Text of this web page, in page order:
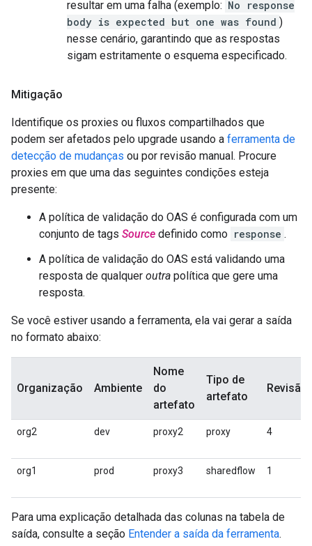
resultar em uma falha (exemplo: No response
body is expected but one was found )
nesse cenário, garantindo que as respostas
sigam estritamente o esquema especificado.
Mitigação
Identifique os proxies ou fluxos compartilhados que
podem ser afetados pelo upgrade usando a ferramenta de
detecção de mudanças ou por revisão manual. Procure
proxies em que uma das seguintes condições esteja
presente:
A política de validação do OAS é configurada com um
conjunto de tags Source definido como response .
A política de validação do OAS está validando uma
resposta de qualquer outra política que gere uma
resposta.
Se você estiver usando a ferramenta, ela vai gerar a saída
no formato abaixo:
Organização Ambiente
Nome
do
artefato
Tipo de
artefato
Revisão
org2 dev proxy2 proxy 4
org1 prod proxy3 sharedflow 1
Para uma explicação detalhada das colunas na tabela de
saída, consulte a seção Entender a saída da ferramenta.